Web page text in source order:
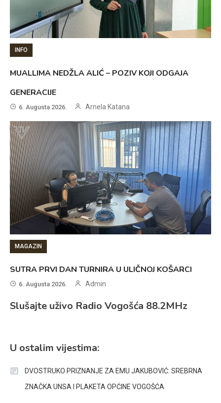
INFO
MUALLIMA NEDŽLA ALIĆ – POZIV KOJI ODGAJA
GENERACIJE
6. Augusta 2026. Arnela Katana
MAGAZIN
SUTRA PRVI DAN TURNIRA U ULIČNOJ KOŠARCI
6. Augusta 2026. Admin
Slušajte uživo Radio Vogošća 88.2MHz
U ostalim vijestima:
DVOSTRUKO PRIZNANJE ZA EMU JAKUBOVIĆ: SREBRNA
ZNAČKA UNSA I PLAKETA OPĆINE VOGOŠĆA